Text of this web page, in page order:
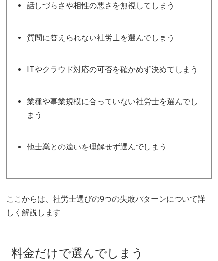
話しづらさや相性の悪さを無視してしまう
質問に答えられない社労士を選んでしまう
ITやクラウド対応の可否を確かめず決めてしまう
業種や事業規模に合っていない社労士を選んでし
まう
他士業との違いを理解せず選んでしまう
ここからは、社労士選びの9つの失敗パターンについて詳
しく解説します
料金だけで選んでしまう